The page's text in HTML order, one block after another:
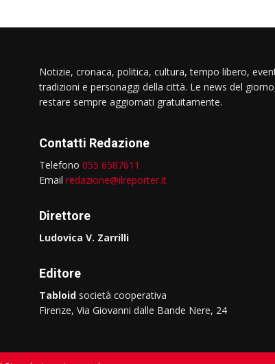
Notizie, cronaca, politica, cultura, tempo libero,
tradizioni e personaggi della città. Le news del
restare sempre aggiornati gratuitamente.
Contatti Redazione
Telefono 055 6587611
Email redazione@ilreporter.it
Direttore
Ludovica V. Zarrilli
Editore
Tabloid società cooperativa
Firenze, Via Giovanni dalle Bande Nere, 24